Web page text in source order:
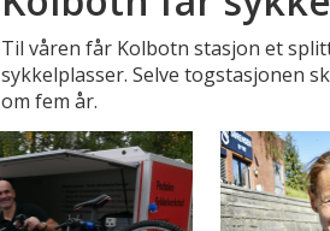
Til våren får Kolbotn stasjon et
sykkelplasser. Selve togstasjonen
om fem år.